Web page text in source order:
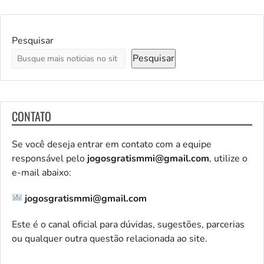
Pesquisar
Pesquisar
CONTATO
Se você deseja entrar em contato com a equipe
responsável pelo jogosgratismmi@gmail.com, utilize o
e-mail abaixo:
jogosgratismmi@gmail.com
Este é o canal oficial para dúvidas, sugestões, parcerias
ou qualquer outra questão relacionada ao site.